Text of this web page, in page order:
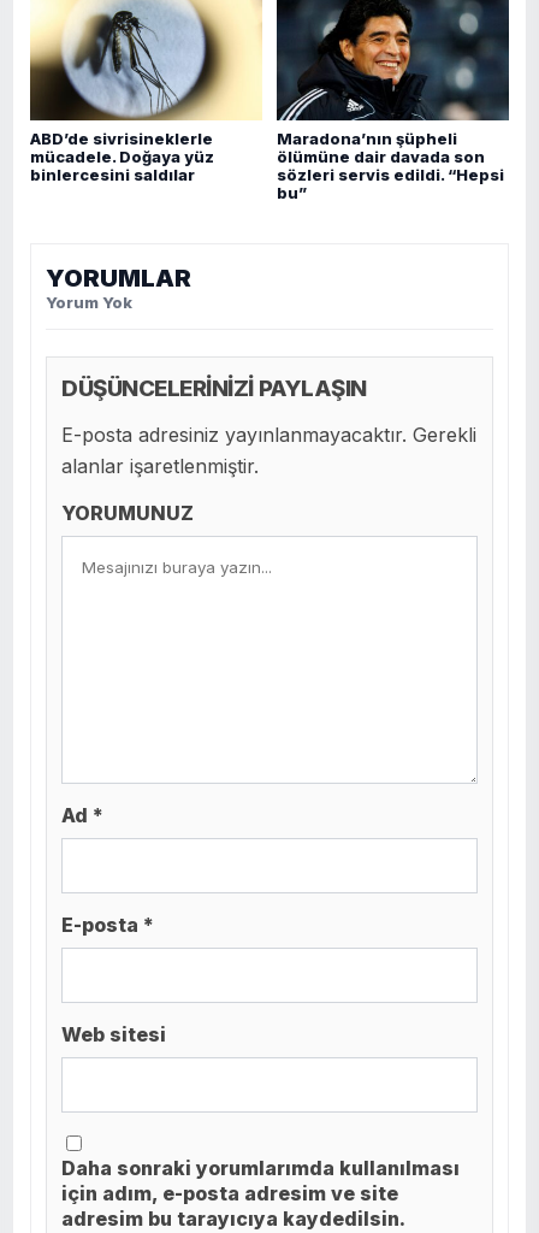
ABD’de sivrisineklerle
mücadele. Doğaya yüz
binlercesini saldılar
Maradona’nın şüpheli
ölümüne dair davada son
sözleri servis edildi. “Hepsi
bu”
YORUMLAR
Yorum Yok
DÜŞÜNCELERİNİZİ PAYLAŞIN
E-posta adresiniz yayınlanmayacaktır. Gerekli
alanlar işaretlenmiştir.
YORUMUNUZ
Ad *
E-posta *
Web sitesi
Daha sonraki yorumlarımda kullanılması
için adım, e-posta adresim ve site
adresim bu tarayıcıya kaydedilsin.